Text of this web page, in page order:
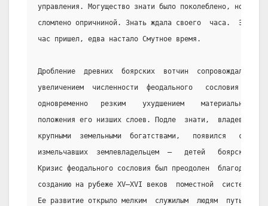
управления. Могущество знати было поколеблено, но не
сломлено опричниной. Знать ждала своего  часа.  Этот
час пришел, едва настало Смутное время.
Дробление  древних  боярских  вотчин  сопровождалось
увеличением  численности  феодального   сословия   и
одновременно   резким    ухудшением    материального
положения его низших слоев. Подле  знати,  владевшей
крупными  земельными  богатствами,   появился   слой
измельчавших  землевладельцем  —   детей   боярских.
Кризис феодального сословия был преодолен  благодаря
созданию на рубеже XV—XVI веков  поместной  системы.
Ее развитие открыло мелким  служилым  людям  путь  к